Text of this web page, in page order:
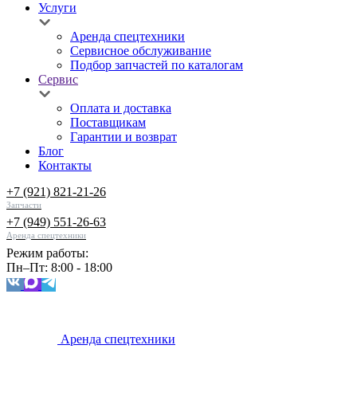
Услуги
Аренда спецтехники
Сервисное обслуживание
Подбор запчастей по каталогам
Сервис
Оплата и доставка
Поставщикам
Гарантии и возврат
Блог
Контакты
+7 (921) 821-21-26
Запчасти
+7 (949) 551-26-63
Аренда спецтехники
Режим работы:
Пн–Пт: 8:00 - 18:00
Аренда спецтехники